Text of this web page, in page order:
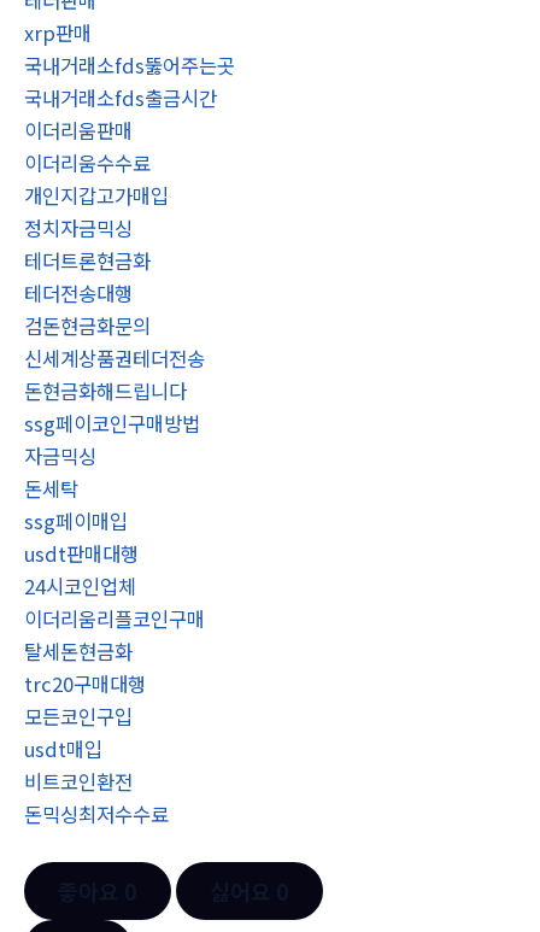
xrp판매
국내거래소fds뚫어주는곳
국내거래소fds출금시간
이더리움판매
이더리움수수료
개인지갑고가매입
정치자금믹싱
테더트론현금화
테더전송대행
검돈현금화문의
신세계상품권테더전송
돈현금화해드립니다
ssg페이코인구매방법
자금믹싱
돈세탁
ssg페이매입
usdt판매대행
24시코인업체
이더리움리플코인구매
탈세돈현금화
trc20구매대행
모든코인구입
usdt매입
비트코인환전
돈믹싱최저수수료